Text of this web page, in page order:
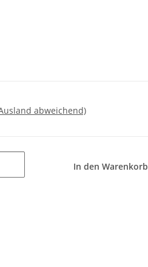
abweichend)
In den Warenkorb